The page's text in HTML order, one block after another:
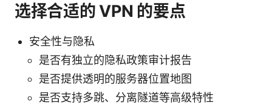
选择合适的 VPN 的要点
安全性与隐私
是否有独立的隐私政策审计报告
是否提供透明的服务器位置地图
是否支持多跳、分离隧道等高级特性